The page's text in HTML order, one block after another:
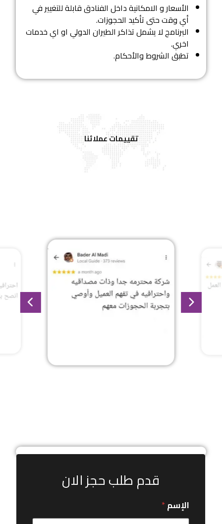
الأسعار و الامكانية داخل الفنادق قابلة للتغيير في
أي وقت حتى تأكيد الحجوزات.
البرنامج لا يشمل تذاكر الطيران الدولي او اي خدمات
اخري.
تطبق الشروط والأحكام.
تقييمات عملائنا
قدم طلب حجز الان
الإسم*